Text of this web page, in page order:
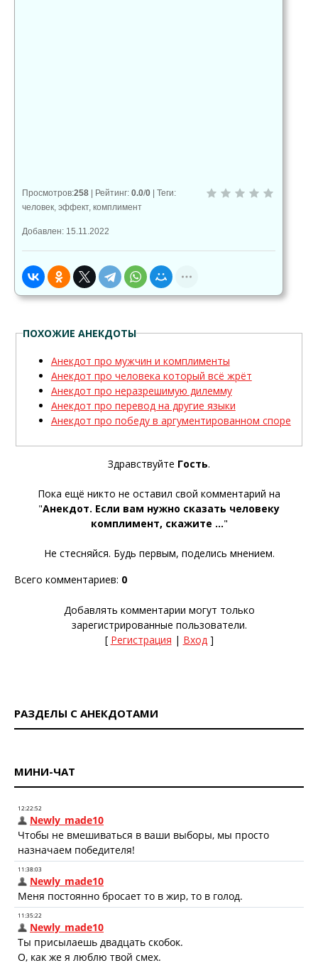
Просмотров:258 | Рейтинг: 0.0/0 | Теги:
человек эффект, комплимент
Добавлен: 15.11.2022
ПОХОЖИЕ АНЕКДОТЫ
Анекдот про мужчин и комплименты
Анекдот про человека который всё жрёт
Анекдот про неразрешимую дилемму
Анекдот про перевод на другие языки
Анекдот про победу в аргументированном споре
Здравствуйте Гость.
Пока ещё никто не оставил свой комментарий на
"Анекдот. Если вам нужно сказать человеку
комплимент, скажите ..."
Не стесняйся. Будь первым, поделись мнением.
Всего комментариев: 0
Добавлять комментарии могут только
зарегистрированные пользователи.
[ Регистрация | Вход]
РАЗДЕЛЫ С АНЕКДОТАМИ
МИНИ-ЧАТ